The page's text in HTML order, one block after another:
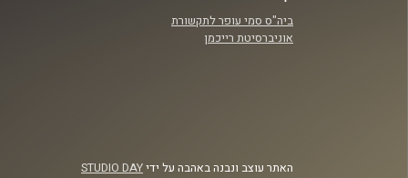
ביה"ס סמי עופר לתקשורת
אוניברסיטת רייכמן
האתר עוצב ונבנה באהבה על ידיSTUDIO DAY